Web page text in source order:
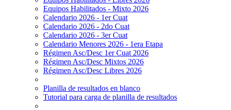
Equipos Habilitados - Mixto 2026
Calendario 2026 - 1er Cuat
Calendario 2026 - 2do Cuat
Calendario 2026 - 3er Cuat
Calendario Menores 2026 - 1era Etapa
Régimen Asc/Desc 1er Cuat 2026
Régimen Asc/Desc Mixtos 2026
Régimen Asc/Desc Libres 2026
Planilla de resultados en blanco
Tutorial para carga de planilla de resultados